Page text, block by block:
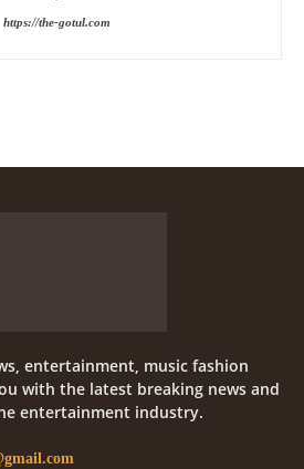
https://the-gotul.com
entertainment, music fashion
with the latest breaking news and
entertainment industry.